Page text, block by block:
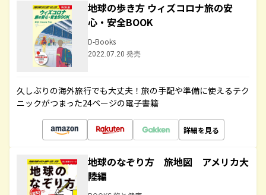
地球の歩き方 ウィズコロナ旅の安
心・安全BOOK
D-Books
2022.07.20 発売
久しぶりの海外旅行でも大丈夫！旅の手配や準備に使えるテク
ニックがつまった24ページの電子書籍
詳細を見る
地球のなぞり方 旅地図 アメリカ大
陸編